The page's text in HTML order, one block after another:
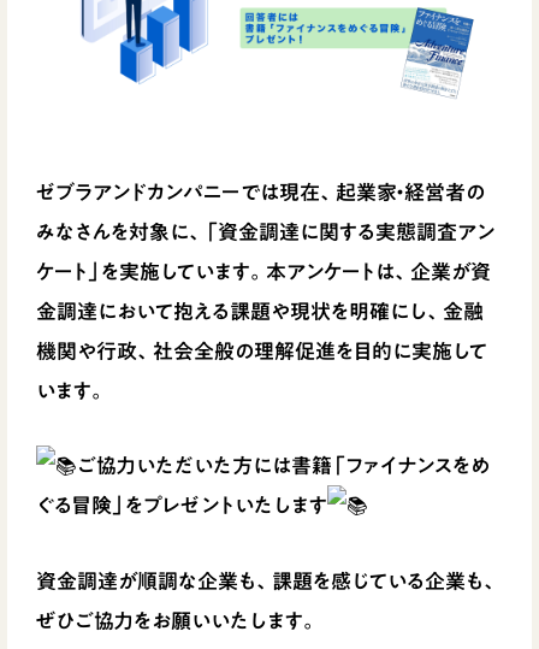
ゼブラアンドカンパニーでは現在、起業家・経営者の
みなさんを対象に、「資金調達に関する実態調査アン
ケート」を実施しています。本アンケートは、企業が資
金調達において抱える課題や現状を明確にし、金融
機関や行政、社会全般の理解促進を目的に実施して
います。
ご協力いただいた方には書籍「ファイナンスをめ
ぐる冒険」をプレゼントいたします
資金調達が順調な企業も、課題を感じている企業も、
ぜひご協力をお願いいたします。